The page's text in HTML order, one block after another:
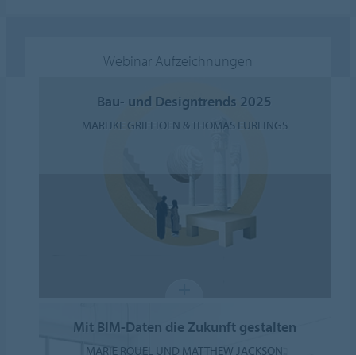
Webinar Aufzeichnungen
Bau- und Designtrends 2025
MARIJKE GRIFFIOEN & THOMAS EURLINGS
Mit BIM-Daten die Zukunft gestalten
MARIE ROUEL UND MATTHEW JACKSON